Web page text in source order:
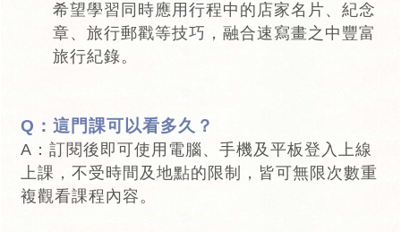
希望學習同時應用行程中的店家名片、紀念
章、旅行郵戳等技巧，融合速寫畫之中豐富
旅行紀錄。
Q：這門課可以看多久？
A：訂閱後即可使用電腦、手機及平板登入上線
上課，不受時間及地點的限制，皆可無限次數重
複觀看課程內容。